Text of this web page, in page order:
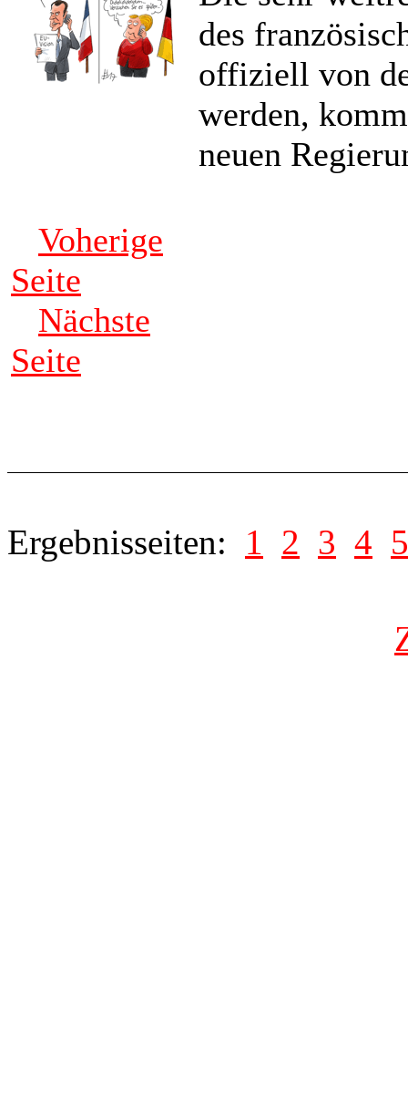
des
offiziell von
werden,
neuen
Voherige
Seite
Nächste
Seite
Ergebnisseiten: 1 2 3 4 5